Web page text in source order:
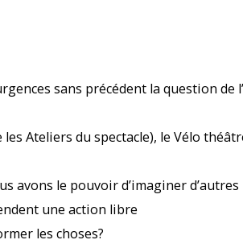
sans précédent la question de
les Ateliers du spectacle), le Vélo
avons le pouvoir d’imaginer
une action libre
les choses?